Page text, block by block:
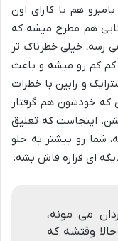
هم با کارای اون
هم مطرح میشه که
رسه، خیلی خطرناک تر
کم کم رو میشه و باعث
و رابین با خطرات
خودشون هم گرفتار
اینجاست که تعلیق
شما رو بیشتر به جلو
ای قراره فاش بشه.
می مونه،
وقتشه که